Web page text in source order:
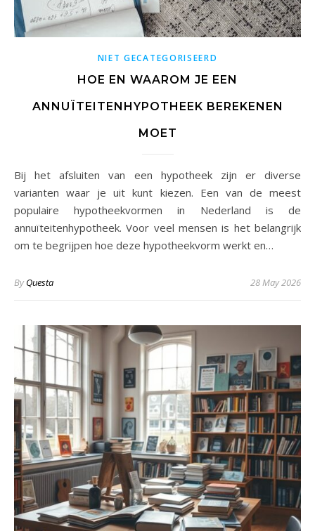
NIET GECATEGORISEERD
HOE EN WAAROM JE EEN
ANNUÏTEITENHYPOTHEEK BEREKENEN
MOET
Bij het afsluiten van een hypotheek zijn er diverse
varianten waar je uit kunt kiezen. Een van de meest
populaire hypotheekvormen in Nederland is de
annuïteitenhypotheek. Voor veel mensen is het belangrijk
om te begrijpen hoe deze hypotheekvorm werkt en…
ByQuesta 28 May 2026